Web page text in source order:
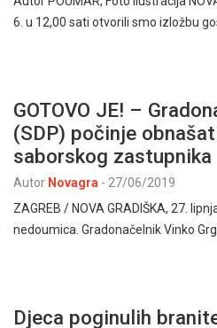
6. u 12,00 sati otvorili smo izložbu
GOTOVO JE! –
(SDP) počinje
saborskog zastupnika
Autor Novagra - 27/06/2019
ZAGREB / NOVA GRADIŠKA, 27.
nedoumica. Gradonačelnik Vinko
Djeca poginulih